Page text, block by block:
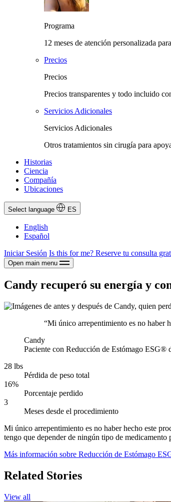
Programa
12 meses de atención personalizada
Precios
Precios
Precios transparentes y todo incluido
Servicios Adicionales
Servicios Adicionales
Otros tratamientos sin cirugía para
Historias
Ciencia
Compañía
Ubicaciones
Select language ES
English
Español
Iniciar Sesión Is this for me? Reserve tu consulta
Open main menu
Candy recuperó su energía y
“Mi único arrepentimiento es no haber
Candy
Paciente con Reducción de Estómago ESG®
28 lbs
Pérdida de peso total
16%
Porcentaje perdido
3
Meses desde el procedimiento
Mi único arrepentimiento es no haber hecho este
tengo que depender de ningún tipo de medicamento
Más información sobre Reducción de Estómago
Related Stories
View all